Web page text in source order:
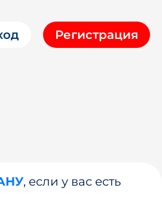
Регистрация
, если у вас есть